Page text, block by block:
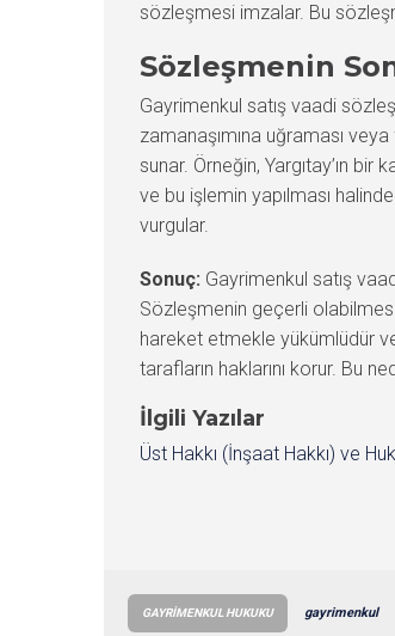
sözleşmesi imzalar. Bu
Sözleşmenin
Gayrimenkul satış vaadi
zamanaşımına uğraması
sunar. Örneğin, Yargıtay’ın
ve bu işlemin yapılması
vurgular.
Sonuç: Gayrimenkul satış
Sözleşmenin geçerli
hareket etmekle yükümlüdür
tarafların haklarını korur. Bu
İlgili Yazılar
Üst Hakkı (İnşaat Hakkı) ve
GAYRIMENKUL HUKUKU gayrimenkul